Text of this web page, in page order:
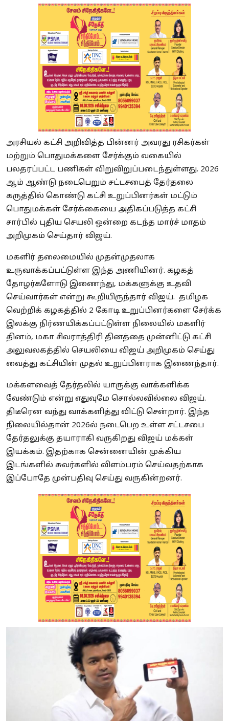
அரசியல் கட்சி அறிவித்த பின்னர் அவரது ரசிகர்கள்
மற்றும் பொதுமக்களை சேர்க்கும் வகையில்
பலதரப்பட்ட பணிகள் விறுவிறுப்படைந்துள்ளது. 2026
ஆம் ஆண்டு நடைபெறும் சட்டசபைத் தேர்தலை
கருத்தில் கொண்டு கட்சி உறுப்பினர்கள் மட்டும்
பொதுமக்கள் சேர்க்கையை அதிகப்படுத்த கட்சி
சார்பில் புதிய செயலி ஒன்றை கடந்த மார்ச் மாதம்
அறிமுகம் செய்தார் விஜய்.
மகளிர் தலைமையில் முதன்முதலாக
உருவாக்கப்பட்டுள்ள இந்த அணியினர். கழகத்
தோழர்களோடு இணைந்து, மக்களுக்கு உதவி
செய்வார்கள் என்று கூறியிருந்தார் விஜய். தமிழக
வெற்றிக் கழகத்தில் 2 கோடி உறுப்பினர்களை சேர்க்க
இலக்கு நிர்ணயிக்கப்பட்டுள்ள நிலையில் மகளிர்
தினம், மகா சிவராத்திரி தினத்தை முன்னிட்டு கட்சி
அலுவலகத்தில் செயலியை விஜய் அறிமுகம் செய்து
வைத்து கட்சியின் முதல் உறுப்பினராக இணைந்தார்.
மக்களவைத் தேர்தலில் யாருக்கு வாக்களிக்க
வேண்டும் என்று எதுவுமே சொல்லவில்லை விஜய்.
திடீரென வந்து வாக்களித்து விட்டு சென்றார். இந்த
நிலையில்தான் 2026ல் நடைபெற உள்ள சட்டசபை
தேர்தலுக்கு தயாராகி வருகிறது விஜய் மக்கள்
இயக்கம். இதற்காக சென்னையின் முக்கிய
இடங்களில் சுவர்களில் விளம்பரம் செய்வதற்காக
இப்போதே முன்பதிவு செய்து வருகின்றனர்.